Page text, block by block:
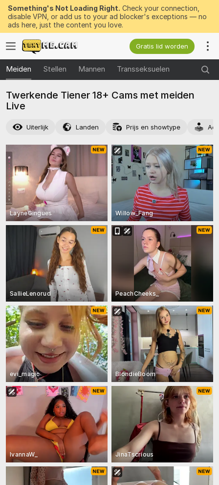
Something's Not Loading Right. Check your connection,
disable VPN, or add us to your ad blocker's exceptions — no
ads here, just the content you love.
Gratis lid worden
Meiden Stellen Mannen Transseksuelen
Twerkende Tiener 18+ Cams met meiden
Live
Uiterlijk Landen Prijs en showtype
LayneGingues Willow_Fang
SallieLenorud PeachCheeks_
evi_magic BlondieBoom
IvannaW_ JinaTscrious